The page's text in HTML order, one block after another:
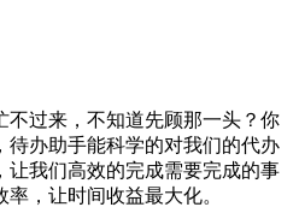
不过来，不知道先顾那一头？你
待办助手能科学的对我们的代办
让我们高效的完成需要完成的事
，让时间收益最大化。